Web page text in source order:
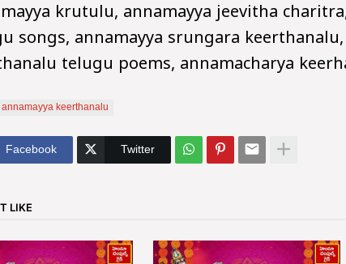
krutulu, annamayya jeevitha
songs, annamayya srungara keerthanalu,
telugu poems, annamacharya
annamayya keerthanalu
Facebook Twitter
LIKE